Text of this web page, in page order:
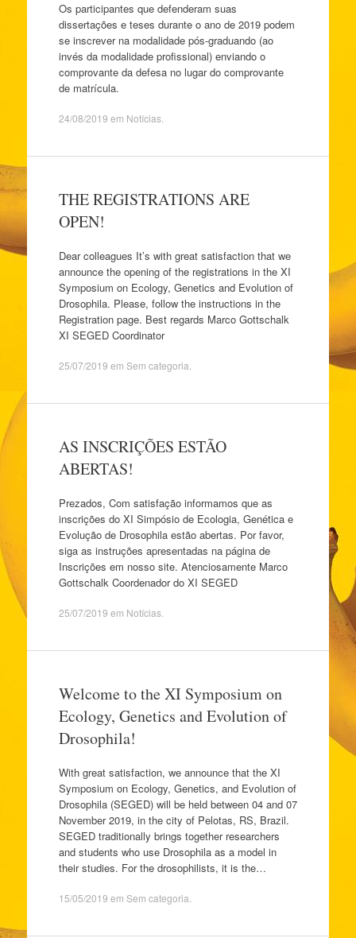
Os participantes que defenderam suas
dissertações e teses durante o ano de 2019 podem
se inscrever na modalidade pós-graduando (ao
invés da modalidade profissional) enviando o
comprovante da defesa no lugar do comprovante
de matrícula.
24/08/2019 em Notícias.
THE REGISTRATIONS ARE
OPEN!
Dear colleagues It’s with great satisfaction that we
announce the opening of the registrations in the XI
Symposium on Ecology, Genetics and Evolution of
Drosophila. Please, follow the instructions in the
Registration page. Best regards Marco Gottschalk
XI SEGED Coordinator
25/07/2019 em Sem categoria
AS INSCRIÇÕES ESTÃO
ABERTAS!
Prezados, Com satisfação informamos que as
inscrições do XI Simpósio de Ecologia, Genética e
Evolução de Drosophila estão abertas. Por favor,
siga as instruções apresentadas na página de
Inscrições em nosso site. Atenciosamente Marco
Gottschalk Coordenador do XI SEGED
25/07/2019 em Notícias.
Welcome to the XI Symposium on
Ecology, Genetics and Evolution of
Drosophila!
With great satisfaction, we announce that the XI
Symposium on Ecology, Genetics, and Evolution of
Drosophila (SEGED) will be held between 04 and 07
November 2019, in the city of Pelotas, RS, Brazil.
SEGED traditionally brings together researchers
and students who use Drosophila as a model in
their studies. For the drosophilists, it is the…
15/05/2019 em Sem categoria